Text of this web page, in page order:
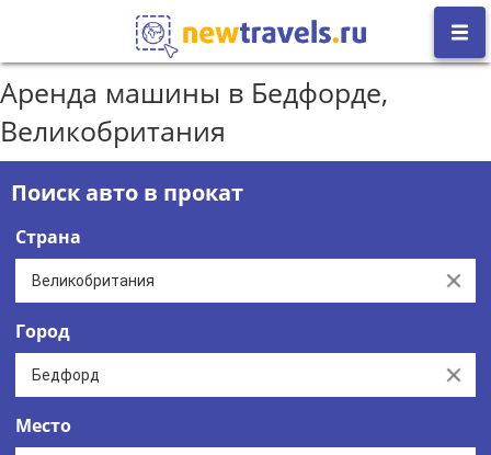
Аренда машины в Бедфорде,
Великобритания
Поиск авто в прокат
Страна
Clear
Город
Clear
Место